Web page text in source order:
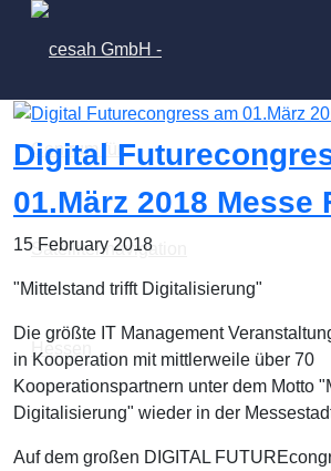
Digital
01.März 2018 Messe
15 February 2018
"Mittelstand trifft Digitalisierung"
Die größte IT Management
in Kooperation mit mittlerweile über 70
Kooperationspartnern unter dem Motto
Digitalisierung" wieder in der
Auf dem großen DIGITAL